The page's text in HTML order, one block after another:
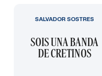
SOIS UNA BANDA
DE CRETINOS
SALVADOR SOSTRES